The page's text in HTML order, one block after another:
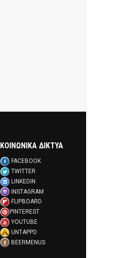
ΚΟΙΝΩΝΙΚΑ ΔΙΚΤΥΑ
FACEBOOK
TWITTER
LINKEDIN
INSTAGRAM
FLIPBOARD
PINTEREST
YOUTUBE
UNTAPPD
BEERMENUS